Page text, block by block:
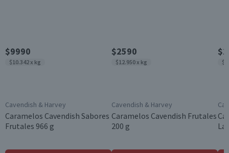
$9990
$10.342 x kg
Cavendish & Harvey
Caramelos Cavendish Sabores
Frutales 966 g
$2590
$12.950 x kg
Cavendish & Harvey
Caramelos Cavendish Frutales
200 g